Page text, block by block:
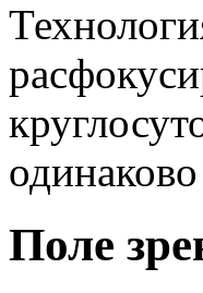
Поле